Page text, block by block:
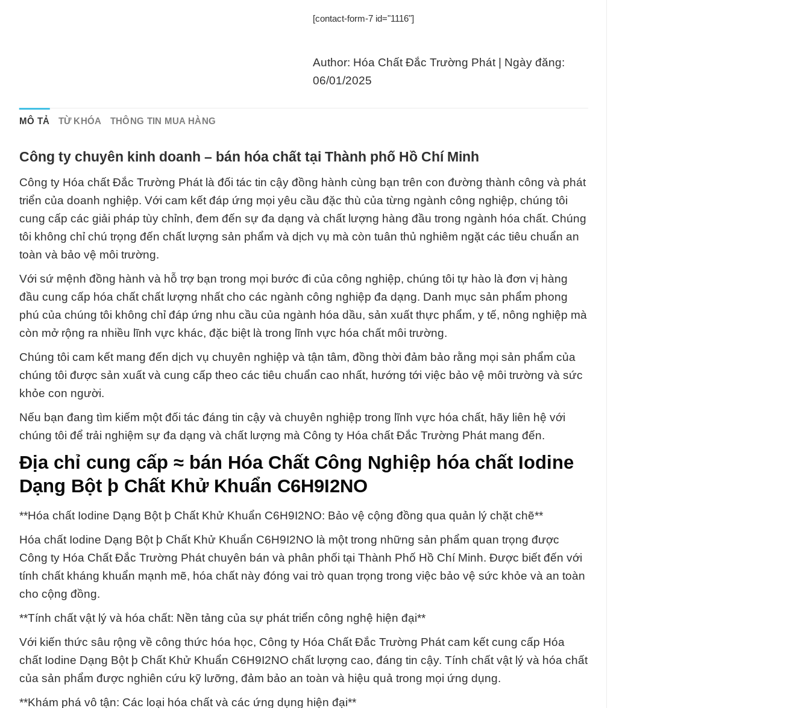
[contact-form-7 id="1116"]
Author: Hóa Chất Đắc Trường Phát | Ngày đăng:
06/01/2025
MÔ TẢ TỪ KHÓA THÔNG TIN MUA HÀNG
Công ty chuyên kinh doanh – bán hóa chất tại Thành phố Hồ Chí Minh
Công ty Hóa chất Đắc Trường Phát là đối tác tin cậy đồng hành cùng bạn trên con đường thành công và phát
triển của doanh nghiệp. Với cam kết đáp ứng mọi yêu cầu đặc thù của từng ngành công nghiệp, chúng tôi
cung cấp các giải pháp tùy chỉnh, đem đến sự đa dạng và chất lượng hàng đầu trong ngành hóa chất. Chúng
tôi không chỉ chú trọng đến chất lượng sản phẩm và dịch vụ mà còn tuân thủ nghiêm ngặt các tiêu chuẩn an
toàn và bảo vệ môi trường.
Với sứ mệnh đồng hành và hỗ trợ bạn trong mọi bước đi của công nghiệp, chúng tôi tự hào là đơn vị hàng
đầu cung cấp hóa chất chất lượng nhất cho các ngành công nghiệp đa dạng. Danh mục sản phẩm phong
phú của chúng tôi không chỉ đáp ứng nhu cầu của ngành hóa dầu, sản xuất thực phẩm, y tế, nông nghiệp mà
còn mở rộng ra nhiều lĩnh vực khác, đặc biệt là trong lĩnh vực hóa chất môi trường.
Chúng tôi cam kết mang đến dịch vụ chuyên nghiệp và tận tâm, đồng thời đảm bảo rằng mọi sản phẩm của
chúng tôi được sản xuất và cung cấp theo các tiêu chuẩn cao nhất, hướng tới việc bảo vệ môi trường và sức
khỏe con người.
Nếu bạn đang tìm kiếm một đối tác đáng tin cậy và chuyên nghiệp trong lĩnh vực hóa chất, hãy liên hệ với
chúng tôi để trải nghiệm sự đa dạng và chất lượng mà Công ty Hóa chất Đắc Trường Phát mang đến.
Địa chỉ cung cấp ≈ bán Hóa Chất Công Nghiệp hóa chất Iodine
Dạng Bột þ Chất Khử Khuẩn C6H9I2NO
**Hóa chất Iodine Dạng Bột þ Chất Khử Khuẩn C6H9I2NO: Bảo vệ cộng đồng qua quản lý chặt chẽ**
Hóa chất Iodine Dạng Bột þ Chất Khử Khuẩn C6H9I2NO là một trong những sản phẩm quan trọng được
Công ty Hóa Chất Đắc Trường Phát chuyên bán và phân phối tại Thành Phố Hồ Chí Minh. Được biết đến với
tính chất kháng khuẩn mạnh mẽ, hóa chất này đóng vai trò quan trọng trong việc bảo vệ sức khỏe và an toàn
cho cộng đồng.
**Tính chất vật lý và hóa chất: Nền tảng của sự phát triển công nghệ hiện đại**
Với kiến thức sâu rộng về công thức hóa học, Công ty Hóa Chất Đắc Trường Phát cam kết cung cấp Hóa
chất Iodine Dạng Bột þ Chất Khử Khuẩn C6H9I2NO chất lượng cao, đáng tin cậy. Tính chất vật lý và hóa chất
của sản phẩm được nghiên cứu kỹ lưỡng, đảm bảo an toàn và hiệu quả trong mọi ứng dụng.
**Khám phá vô tận: Các loại hóa chất và các ứng dụng hiện đại**